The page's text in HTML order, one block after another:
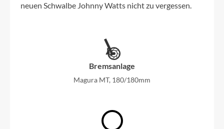
neuen Schwalbe Johnny Watts nicht zu vergessen.
Bremsanlage
Magura MT, 180/180mm